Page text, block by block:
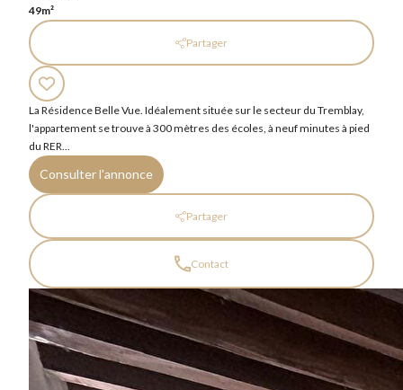
49m²
Partager
La Résidence Belle Vue. Idéalement située sur le secteur du Tremblay,
l'appartement se trouve à 300 mètres des écoles, à neuf minutes à pied
du RER...
Consulter l'annonce
Partager
Contact